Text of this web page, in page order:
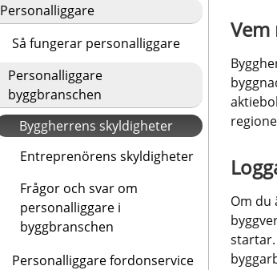
Personalliggare
Så fungerar personalliggare
Personalliggare
byggbranschen
Byggherrens skyldigheter
Entreprenörens skyldigheter
Frågor och svar om
personalliggare i
byggbranschen
Personalliggare fordonservice
Vem
Om du
startar.